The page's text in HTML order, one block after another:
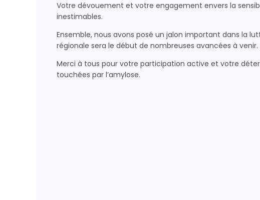
Votre dévouement et votre engagement envers la
inestimables.
Ensemble, nous avons posé un jalon important dans la
régionale sera le début de nombreuses avancées à venir.
Merci à tous pour votre participation active et votre
touchées par l’amylose.